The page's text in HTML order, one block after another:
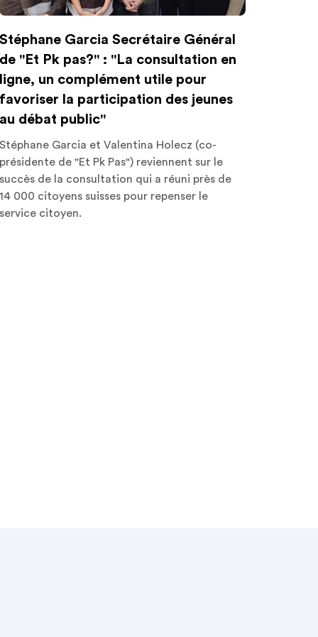
Stéphane Garcia Secrétaire Général
de "Et Pk pas?" : "La consultation en
ligne, un complément utile pour
favoriser la participation des jeunes
au débat public"
Stéphane Garcia et Valentina Holecz (co-
présidente de "Et Pk Pas") reviennent sur le
succès de la consultation qui a réuni près de
14 000 citoyens suisses pour repenser le
service citoyen.